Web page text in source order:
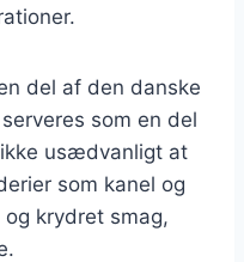
del af den danske
som en del
usædvanligt at
som kanel og
krydret smag,